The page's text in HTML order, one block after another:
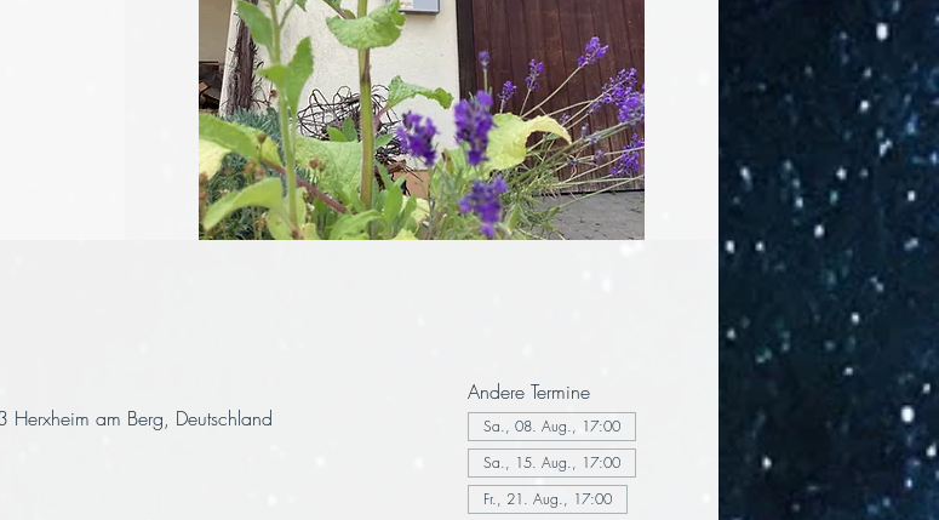
am Berg, Deutschland
Andere Termine
Sa., 08. Aug., 17:00
Sa., 15. Aug., 17:00
Fr., 21. Aug., 17:00